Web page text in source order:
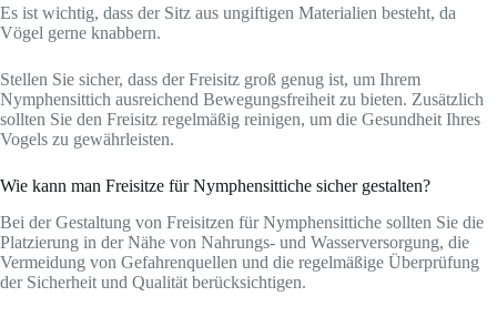
Es ist wichtig, dass der Sitz aus ungiftigen Materialien besteht, da
Vögel gerne knabbern.
Stellen Sie sicher, dass der Freisitz groß genug ist, um Ihrem
Nymphensittich ausreichend Bewegungsfreiheit zu bieten. Zusätzlich
sollten Sie den Freisitz regelmäßig reinigen, um die Gesundheit Ihres
Vogels zu gewährleisten.
Wie kann man Freisitze für Nymphensittiche sicher gestalten?
Bei der Gestaltung von Freisitzen für Nymphensittiche sollten Sie die
Platzierung in der Nähe von Nahrungs- und Wasserversorgung, die
Vermeidung von Gefahrenquellen und die regelmäßige Überprüfung
der Sicherheit und Qualität berücksichtigen.